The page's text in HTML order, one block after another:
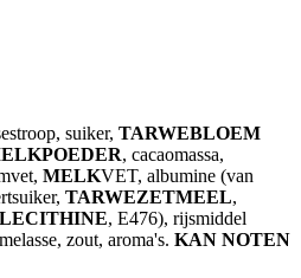
suiker, TARWEBLOEM
, cacaomassa,
MELKVET, albumine (van
TARWEZETMEEL,
, E476), rijsmiddel
zout, aroma's. KAN NOTEN